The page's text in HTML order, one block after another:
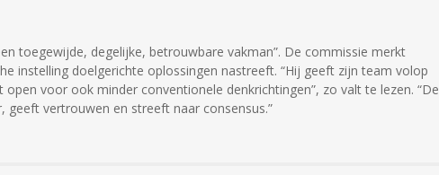
toegewijde, degelijke, betrouwbare vakman”. De commissie merkt
instelling doelgerichte oplossingen nastreeft. “Hij geeft zijn team volop
voor ook minder conventionele denkrichtingen”, zo valt te lezen. “De
geeft vertrouwen en streeft naar consensus.”